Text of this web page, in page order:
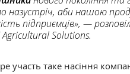
назустріч, аби нашою
підприємців», —
Agricultural Solutions.
участь таке насіння